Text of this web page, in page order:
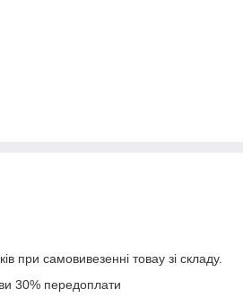
при самовивезенні товау зі складу.
30% передоплати